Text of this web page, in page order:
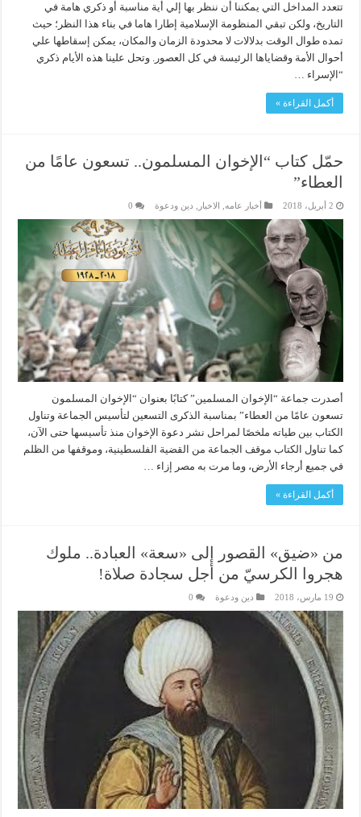
تتعدد المداخل التي يمكننا أن ننظر بها إلي أية مناسبة أو ذكري هامة في
التاريخ، ولكن تبقي المنظومة الإسلامية إطارا هاما في بناء هذا النظر؛ حيث
تمده طوال الوقت بدلالات لا محدودة الزمان والمكان، يمكن إسقاطها علي
أحوال الأمة وقضاياها الرئيسة في كل العصور. وتحل علينا هذه الأيام ذكري
“الإسراء …
أكمل القراءة »
حمّل كتاب “الإخوان المسلمون.. تسعون عامًا من
العطاء”
2 أبريل، 2018 أخبار عامه الاخبار دين ودعوة 0
أصدرت جماعة “الإخوان المسلمين” كتابًا بعنوان “الإخوان المسلمون
تسعون عامًا من العطاء” بمناسبة الذكرى التسعين لتأسيس الجماعة وتناول
الكتاب بين طياته ملخصًا لمراحل نشر دعوة الإخوان منذ تأسيسها حتى الآن،
كما تناول الكتاب موقف الجماعة من القضية الفلسطينية، وموقفها من الظلم
في جميع أرجاء الأرض، وما مرت به مصر إزاء …
أكمل القراءة »
من «ضيق» القصور إلى «سعة» العبادة.. ملوك
هجروا الكرسيّ من أجل سجادة صلاة!
19 مارس، 2018 دين ودعوة 0